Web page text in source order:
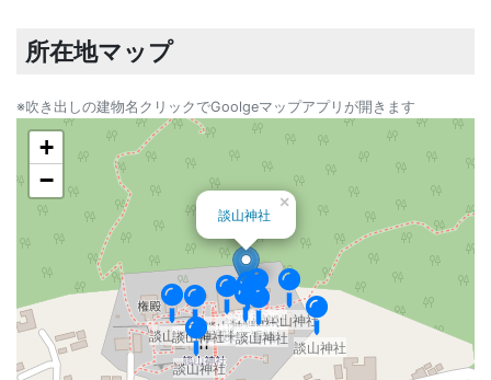
所在地マップ
※吹き出しの建物名クリックでGoolgeマップアプリが開きます
談山神社
談山神社
談山神社
談山神社
談山神社
談山神社
談山神社
談山神社十三重塔
談山神社
談山神社権殿
談山神社
×
+
−